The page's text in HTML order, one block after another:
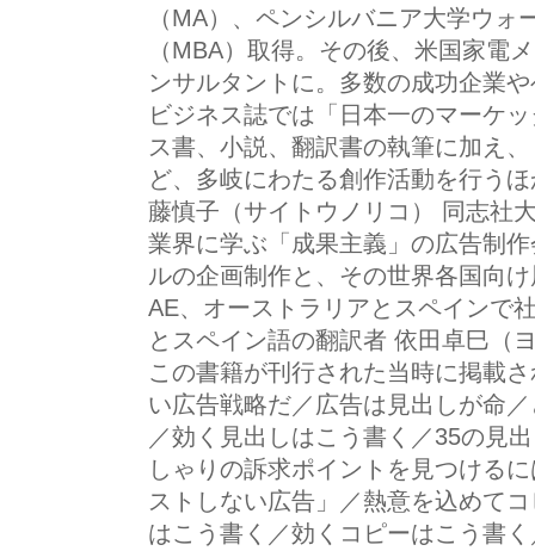
（MA）、ペンシルバニア大学ウ
（MBA）取得。その後、米国家電
ンサルタントに。多数の成功企業
ビジネス誌では「日本一のマーケ
ス書、小説、翻訳書の執筆に加え
ど、多岐にわたる創作活動を行う
藤慎子（サイトウノリコ） 同志社
業界に学ぶ「成果主義」の広告制
ルの企画制作と、その世界各国向
AE、オーストラリアとスペインで
とスペイン語の翻訳者 依田卓巳（
この書籍が刊行された当時に掲載
い広告戦略だ／広告は見出しが命
／効く見出しはこう書く／35の見
しゃりの訴求ポイントを見つける
ストしない広告」／熱意を込めて
はこう書く／効くコピーはこう書